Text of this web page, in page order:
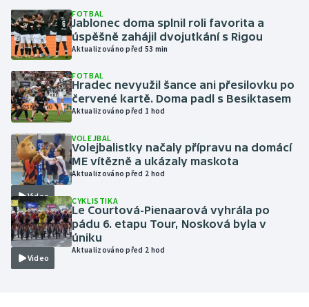
Krasobruslení
Lezení
Lyže a snowboard
Moderní pětiboj
Motorsport
Olympijské hry
Parasport
Plavání
FOTBAL
Jablonec doma splnil roli favorita a
úspěšně zahájil dvojutkání s Rigou
Aktualizováno před 53 min
FOTBAL
Hradec nevyužil šance ani přesilovku po
červené kartě. Doma padl s Besiktasem
Aktualizováno před 1 hod
Video
VOLEJBAL
Volejbalistky načaly přípravu na domácí
ME vítězně a ukázaly maskota
Aktualizováno před 2 hod
Video
CYKLISTIKA
Le Courtová-Pienaarová vyhrála po
pádu 6. etapu Tour, Nosková byla v
úniku
Aktualizováno před 2 hod